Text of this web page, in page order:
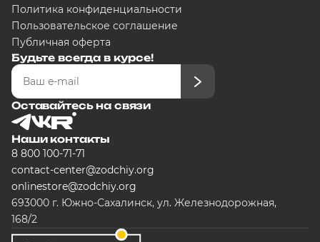
Политика конфиденциальности
Пользовательское соглашение
Публичная оферта
Будьте всегда в курсе!
Оставайтесь на связи
Наши контакты
8 800 100-71-71
contact-center@zodchiy.org
onlinestore@zodchiy.org
693000 г. Южно-Сахалинск, ул. Железнодорожная,
168/2